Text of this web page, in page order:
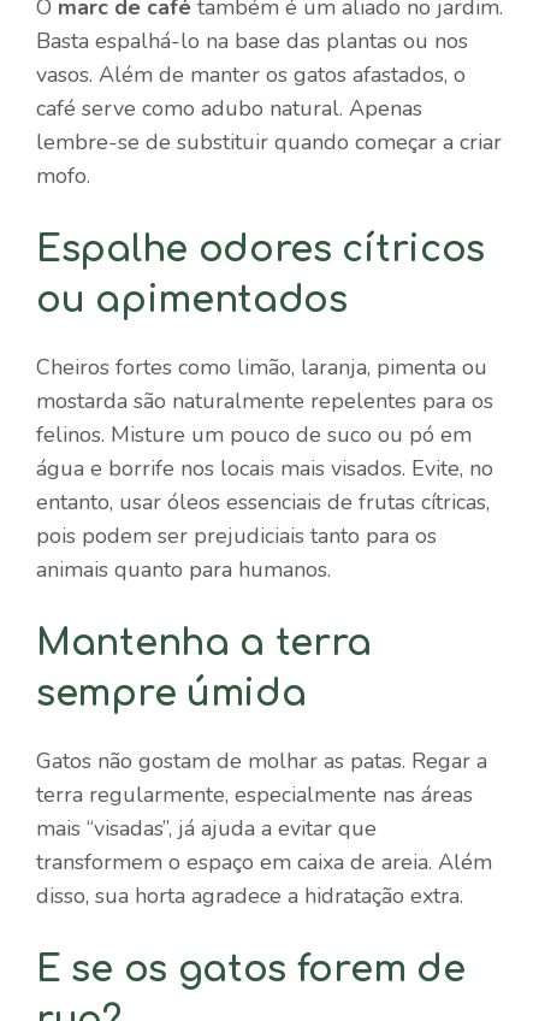
O marc de café também é um aliado no jardim.
Basta espalhá-lo na base das plantas ou nos
vasos. Além de manter os gatos afastados, o
café serve como adubo natural. Apenas
lembre-se de substituir quando começar a criar
mofo.
Espalhe odores cítricos
ou apimentados
Cheiros fortes como limão, laranja, pimenta ou
mostarda são naturalmente repelentes para os
felinos. Misture um pouco de suco ou pó em
água e borrife nos locais mais visados. Evite, no
entanto, usar óleos essenciais de frutas cítricas,
pois podem ser prejudiciais tanto para os
animais quanto para humanos.
Mantenha a terra
sempre úmida
Gatos não gostam de molhar as patas. Regar a
terra regularmente, especialmente nas áreas
mais “visadas”, já ajuda a evitar que
transformem o espaço em caixa de areia. Além
disso, sua horta agradece a hidratação extra.
E se os gatos forem de